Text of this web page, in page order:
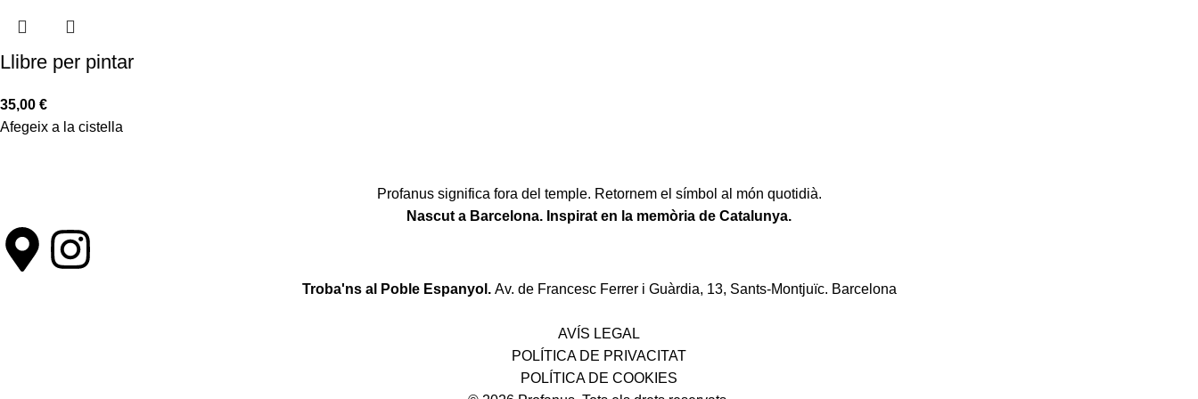
Llibre per pintar
35,00 €
Afegeix a la cistella
Profanus significa fora del temple. Retornem el símbol al món quotidià.
Nascut a Barcelona. Inspirat en la memòria de Catalunya.
Troba'ns al Poble Espanyol. Av. de Francesc Ferrer i Guàrdia, 13, Sants-Montjuïc. Barcelona
AVÍS LEGAL
POLÍTICA DE PRIVACITAT
POLÍTICA DE COOKIES